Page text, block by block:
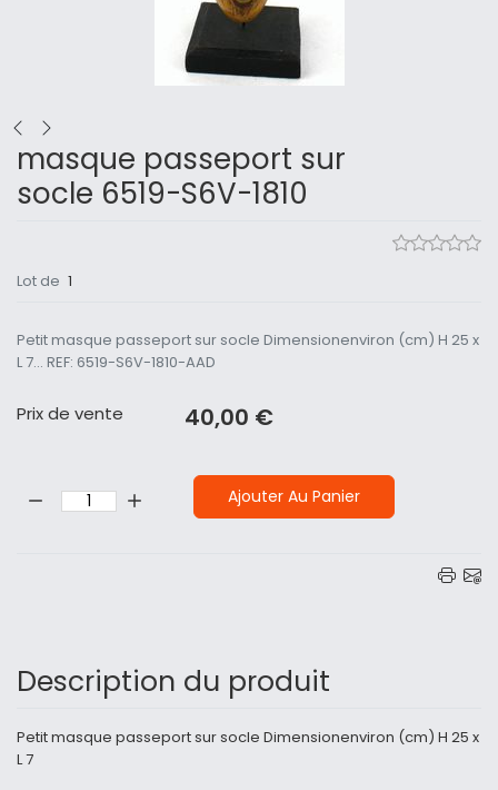
masque passeport sur
socle 6519-S6V-1810
Lot de 1
Petit masque passeport sur socle Dimensionenviron (cm) H 25 x
L 7... REF: 6519-S6V-1810-AAD
Prix ​​de vente 40,00 €
Ajouter Au Panier
Description du produit
Petit masque passeport sur socle Dimensionenviron (cm) H 25 x
L 7